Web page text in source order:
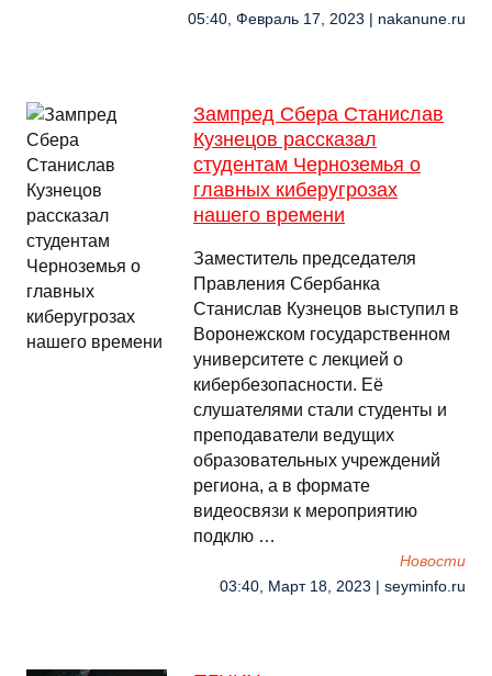
05:40, Февраль 17, 2023 | nakanune.ru
Зампред Сбера Станислав
Кузнецов рассказал
студентам Черноземья о
главных киберугрозах
нашего времени
Заместитель председателя
Правления Сбербанка
Станислав Кузнецов выступил в
Воронежском государственном
университете с лекцией о
кибербезопасности. Её
слушателями стали студенты и
преподаватели ведущих
образовательных учреждений
региона, а в формате
видеосвязи к мероприятию
подклю …
Новости
03:40, Март 18, 2023 | seyminfo.ru